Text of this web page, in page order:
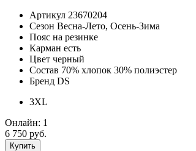
Артикул 23670204
Сезон Весна-Лето, Осень-Зима
Пояс на резинке
Карман есть
Цвет черный
Состав 70% хлопок 30% полиэстер
Бренд DS
3XL
Онлайн: 1
6 750 руб.